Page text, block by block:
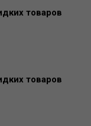
товаров
товаров